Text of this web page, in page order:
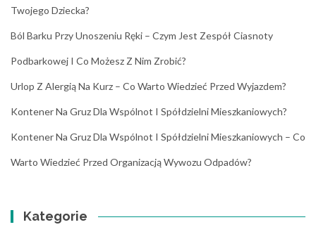
Twojego Dziecka?
Ból Barku Przy Unoszeniu Ręki – Czym Jest Zespół Ciasnoty
Podbarkowej I Co Możesz Z Nim Zrobić?
Urlop Z Alergią Na Kurz – Co Warto Wiedzieć Przed Wyjazdem?
Kontener Na Gruz Dla Wspólnot I Spółdzielni Mieszkaniowych?
Kontener Na Gruz Dla Wspólnot I Spółdzielni Mieszkaniowych – Co
Warto Wiedzieć Przed Organizacją Wywozu Odpadów?
Kategorie